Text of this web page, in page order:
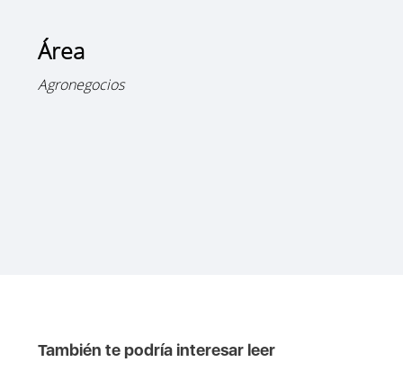
Área
Agronegocios
También te podría interesar leer